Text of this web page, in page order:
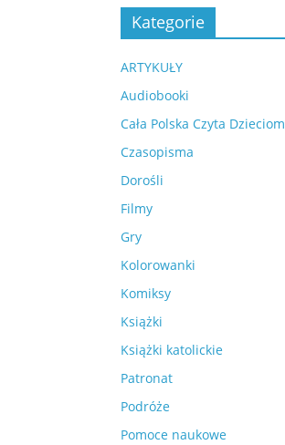
Kategorie
ARTYKUŁY
Audiobooki
Cała Polska Czyta Dzieciom
Czasopisma
Dorośli
Filmy
Gry
Kolorowanki
Komiksy
Książki
Książki katolickie
Patronat
Podróże
Pomoce naukowe